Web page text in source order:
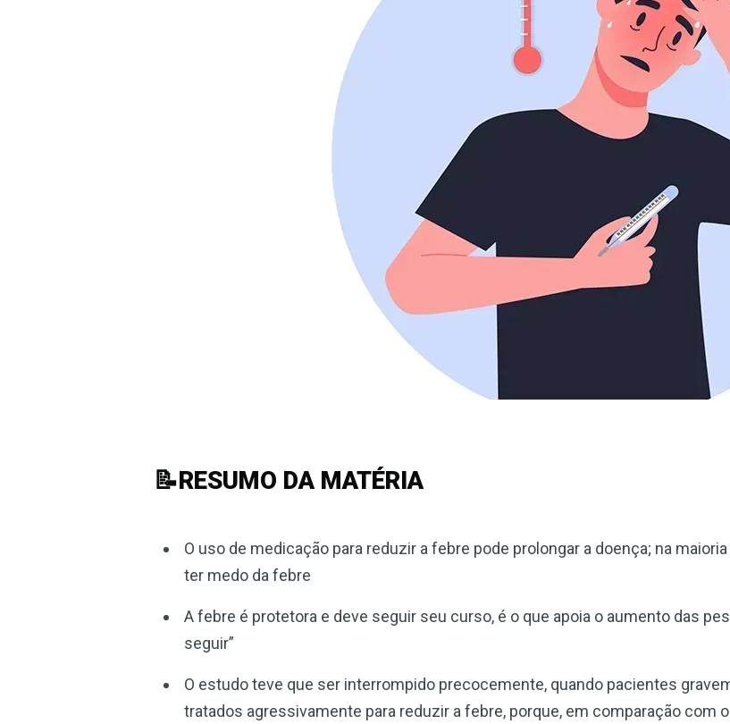
📝RESUMO DA MATÉRIA
O uso de medicação para reduzir a febre pode prolongar a doença; na
ter medo da febre
A febre é protetora e deve seguir seu curso, é o que apoia o aumento das
seguir”
O estudo teve que ser interrompido precocemente, quando pacientes
tratados agressivamente para reduzir a febre, porque, em comparação com